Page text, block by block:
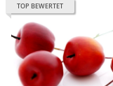
TOP BEWERTET